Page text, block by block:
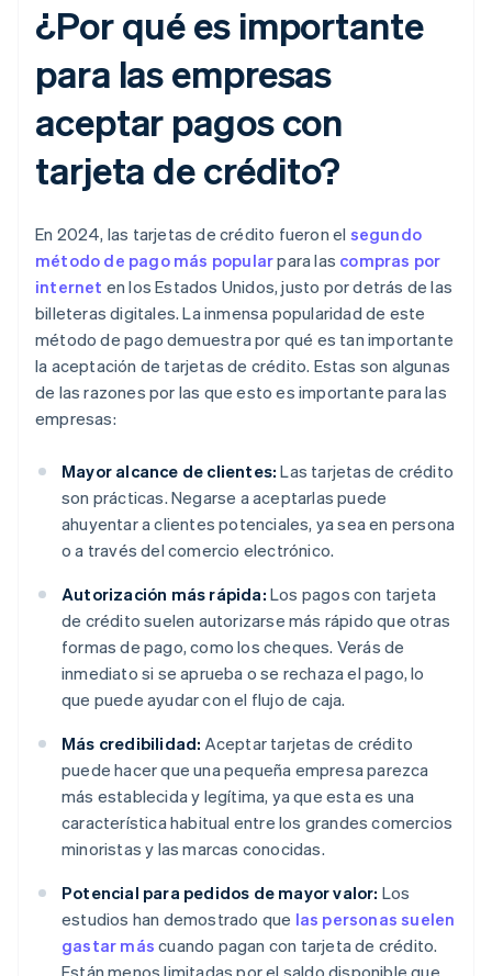
¿Por qué es importante
para las empresas
aceptar pagos con
tarjeta de crédito?
En 2024, las tarjetas de crédito fueron el segundo
método de pago más popularpara las compras por
internet en los Estados Unidos, justo por detrás de las
billeteras digitales. La inmensa popularidad de este
método de pago demuestra por qué es tan importante
la aceptación de tarjetas de crédito. Estas son algunas
de las razones por las que esto es importante para las
empresas:
Mayor alcance de clientes: Las tarjetas de crédito
son prácticas. Negarse a aceptarlas puede
ahuyentar a clientes potenciales, ya sea en persona
o a través del comercio electrónico.
Autorización más rápida: Los pagos con tarjeta
de crédito suelen autorizarse más rápido que otras
formas de pago, como los cheques. Verás de
inmediato si se aprueba o se rechaza el pago, lo
que puede ayudar con el flujo de caja.
Más credibilidad: Aceptar tarjetas de crédito
puede hacer que una pequeña empresa parezca
más establecida y legítima, ya que esta es una
característica habitual entre los grandes comercios
minoristas y las marcas conocidas.
Potencial para pedidos de mayor valor: Los
estudios han demostrado que las personas suelen
gastar más cuando pagan con tarjeta de crédito.